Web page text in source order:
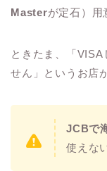
Masterが定石）用
ときたま、「
せん」というお店
JCBで
使えな